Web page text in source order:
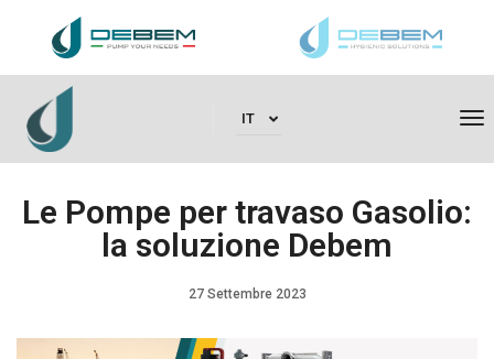
IT
Le Pompe per travaso Gasolio:
la soluzione Debem
27 Settembre 2023